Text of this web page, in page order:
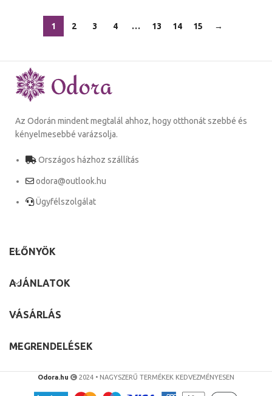
1 2 3 4 … 13 14 15 →
Az Odorán mindent megtalál ahhoz, hogy otthonát szebbé és
kényelmesebbé varázsolja.
Országos házhoz szállítás
odora@outlook.hu
Ügyfélszolgálat
ELŐNYÖK
AJÁNLATOK
VÁSÁRLÁS
MEGRENDELÉSEK
Odora.hu 2024 • NAGYSZERŰ TERMÉKEK KEDVEZMÉNYESEN